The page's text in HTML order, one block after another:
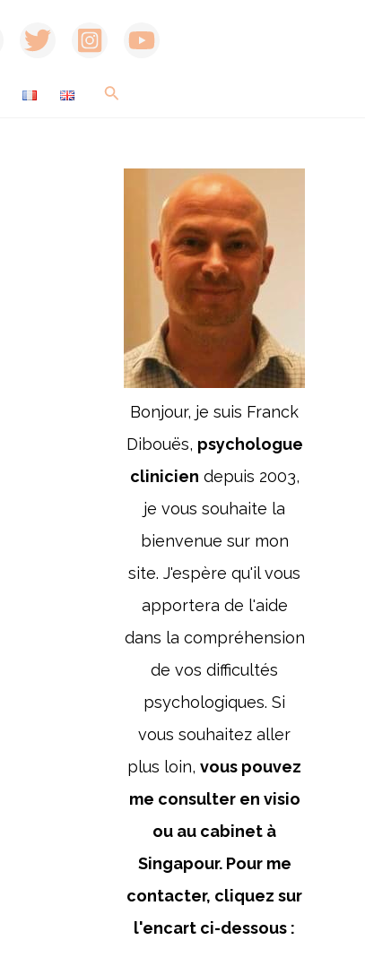
Rechercher
Bonjour, je suis Franck
Dibouës, psychologue
clinicien depuis 2003,
je vous souhaite la
bienvenue sur mon
site. J'espère qu'il vous
apportera de l'aide
dans la compréhension
de vos difficultés
psychologiques. Si
vous souhaitez aller
plus loin, vous pouvez
me consulter en visio
ou au cabinet à
Singapour. Pour me
contacter, cliquez sur
l'encart ci-dessous :